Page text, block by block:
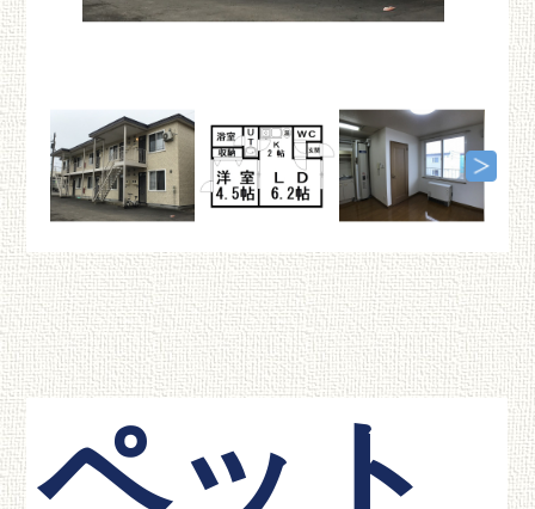
ペット